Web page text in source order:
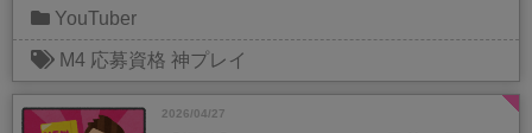
YouTuber
M4 応募資格 神プレイ
2026/04/27